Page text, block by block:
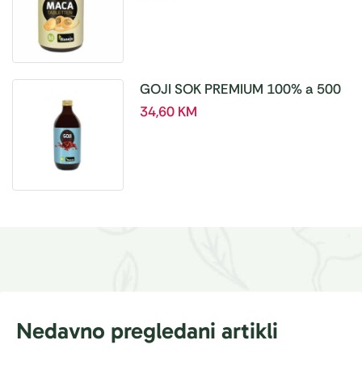
GOJI SOK PREMIUM 100% a 500
ml
34,60 KM
Nedavno pregledani artikli